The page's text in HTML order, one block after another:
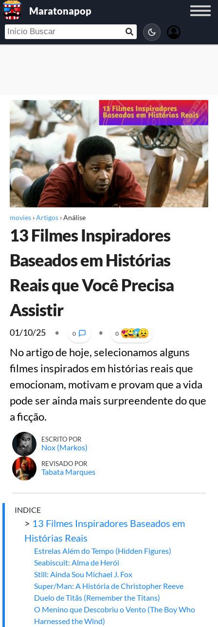
Maratonapop
movies ›Artigos ›Análise
13 Filmes Inspiradores
Baseados em Histórias
Reais que Você Precisa
Assistir
01/10/25 • 0 • 0
No artigo de hoje, selecionamos alguns
filmes inspirados em histórias reais que
emocionam, motivam e provam que a vida
pode ser ainda mais surpreendente do que
a ficção.
ESCRITO POR
Nox (Markos)
REVISADO POR
Tabata Marques
INDICE
> 13 Filmes Inspiradores Baseados em
Histórias Reais
Estrelas Além do Tempo (Hidden Figures)
Seabiscuit: Alma de Herói
Still: Ainda Sou Michael J. Fox
Super/Man: A História de Christopher Reeve
Duelo de Titãs (Remember the Titans)
O Menino que Descobriu o Vento (The Boy Who
Harnessed the Wind)